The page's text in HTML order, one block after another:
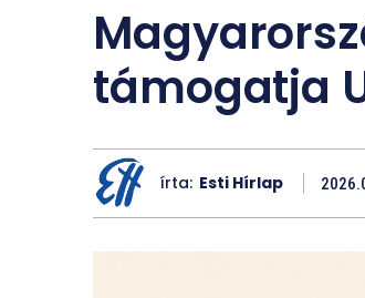
támogatja
írta: Esti Hírlap